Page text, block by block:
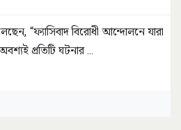
“ফ্যাসিবাদ বিরোধী আন্দোলনে যারা
প্রতিটি ঘটনার...